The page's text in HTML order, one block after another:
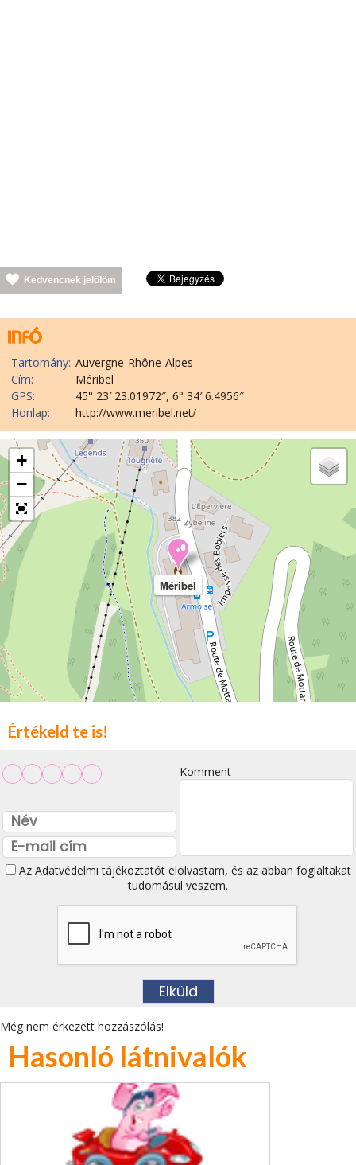
Kedvencnek jelölöm
Tartomány: Auvergne-Rhône-Alpes
Cím:
Méribel
GPS:
45° 23′ 23.01972″, 6° 34′ 6.4956″
Honlap:
http://www.meribel.net/
Méribel
+
−
Értékeld te is!
Komment
Az Adatvédelmi tájékoztatótelolvastam, és az abban foglaltakat
tudomásul veszem.
Még nem érkezett hozzászólás!
Hasonló látnivalók